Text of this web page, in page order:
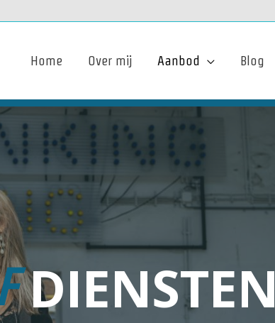
Home Over mij Aanbod Blog
DIENSTEN